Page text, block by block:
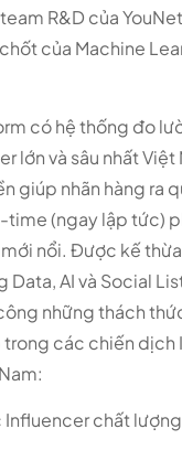
R&D của
của Machine
có hệ thống đo
lớn và sâu nhất
giúp nhãn hàng ra
time (ngay lập tức)
nổi. Được kế
Data, AI và Social
những thách
các chiến dịch
chất